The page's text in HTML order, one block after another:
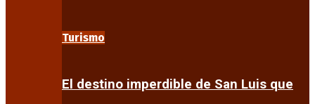
Turismo
El destino imperdible de San Luis que